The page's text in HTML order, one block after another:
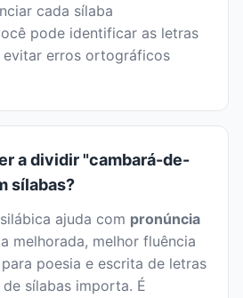
cada sílaba
pode identificar as letras
evitar erros ortográficos
a dividir "cambará-de-
sílabas?
ajuda com pronúncia
melhorada, melhor fluência
poesia e escrita de letras
sílabas importa. É